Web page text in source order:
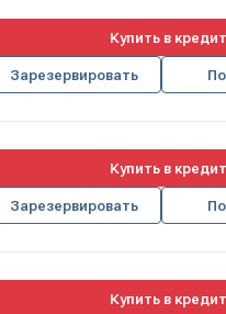
Купить в кредит
Зарезервировать
Купить в кредит
Зарезервировать
Купить в кредит